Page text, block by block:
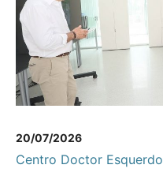
20/07/2026
Centro Doctor Esquerdo